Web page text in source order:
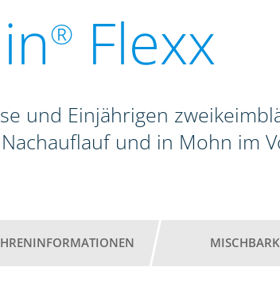
® Flexx
und Einjährigen
und in Mohn im